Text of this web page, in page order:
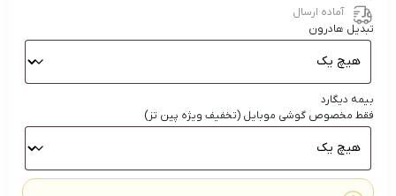
آماده ارسال
تبدیل هادرون
بیمه دیگارد
فقط مخصوص گوشی موبایل (تخفیف ویژه پین تز)